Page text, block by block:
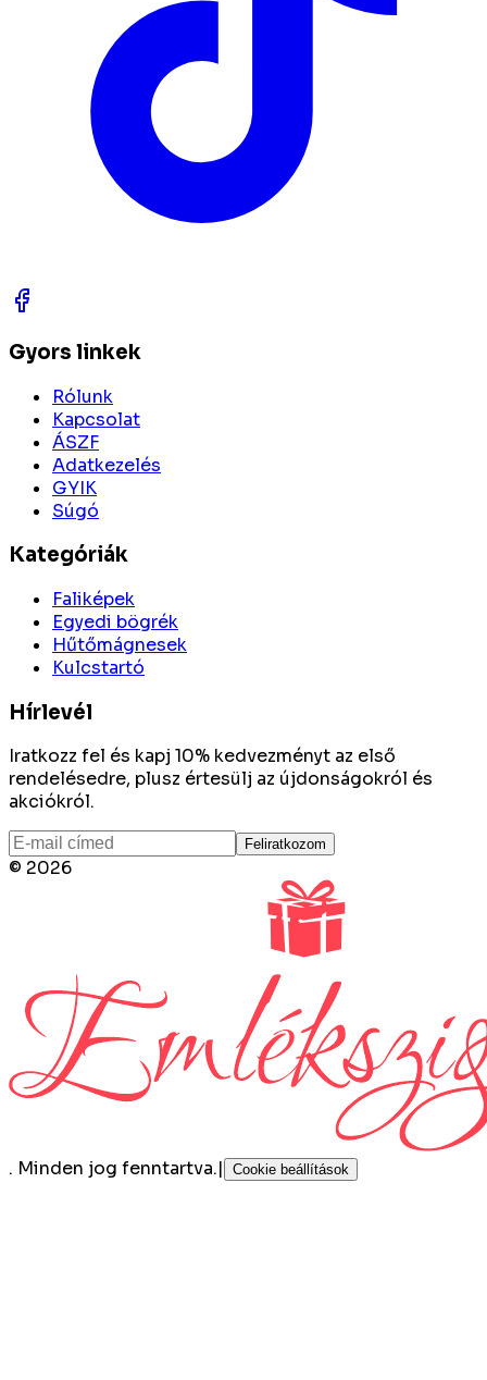
Gyors linkek
Rólunk
Kapcsolat
ÁSZF
Adatkezelés
GYIK
Súgó
Kategóriák
Faliképek
Egyedi bögrék
Hűtőmágnesek
Kulcstartó
Hírlevél
Iratkozz fel és kapj 10% kedvezményt az első
rendelésedre, plusz értesülj az újdonságokról és
akciókról.
Feliratkozom
© 2026
. Minden jog fenntartva.| Cookie beállítások